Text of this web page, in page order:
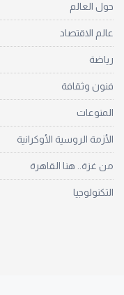
حول العالم
عالم الاقتصاد
رياضة
فنون وثقافة
المنوعات
الأزمة الروسية الأوكرانية
من غزة.. هنا القاهرة
التكنولوجيا